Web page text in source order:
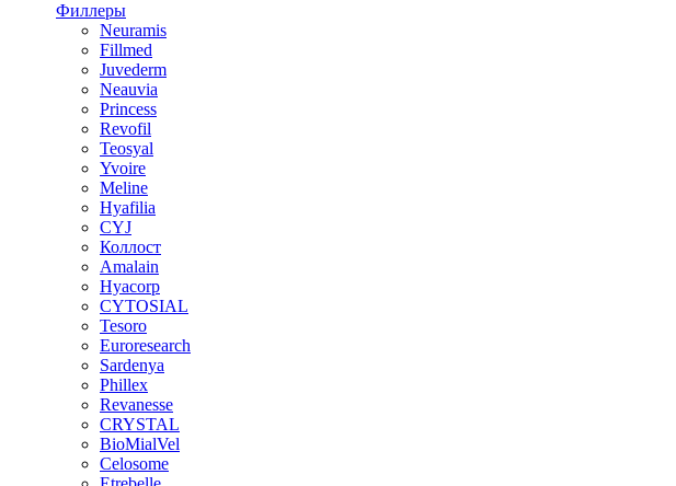
Филлеры
Neuramis
Fillmed
Juvederm
Neauvia
Princess
Revofil
Teosyal
Yvoire
Meline
Hyafilia
CYJ
Коллост
Amalain
Hyacorp
CYTOSIAL
Tesoro
Euroresearch
Sardenya
Phillex
Revanesse
CRYSTAL
BioMialVel
Celosome